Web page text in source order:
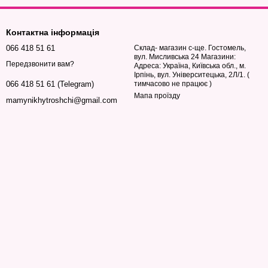
не дозволяючи їм зміщуватися.
матеріалу.
що зручно для комерційних перевезень.
і довкіллю.
речей.
Контактна інформація
066 418 51 61
Передзвонити вам?
066 418 51 61 (Telegram)
mamynikhytroshchi@gmail.com
Склад- магазин с-ще. Гостомель,
вул. Мисливська 24 Магазини:
Адреса: Україна, Київська обл., м.
Ірпінь, вул. Університецька, 2Л/1. (
тимчасово не працює )
Мапа проїзду